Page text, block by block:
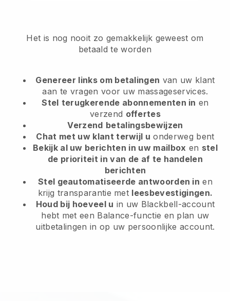
Het is nog nooit zo gemakkelijk geweest om
betaald te worden
Genereer links om betalingen van uw klant
aan te vragen voor uw massageservices.
Stel terugkerende abonnementen in en
verzend offertes
Verzend betalingsbewijzen
Chat met uw klant terwijl u onderweg bent
Bekijk al uw berichten in uw mailbox en stel
de prioriteit in van de af te handelen
berichten
Stel geautomatiseerde antwoorden in en
krijg transparantie met leesbevestigingen.
Houd bij hoeveel u in uw Blackbell-account
hebt met een Balance-functie en plan uw
uitbetalingen in op uw persoonlijke account.